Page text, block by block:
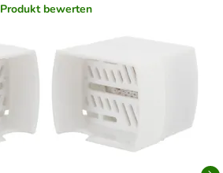
Produkt bewerten